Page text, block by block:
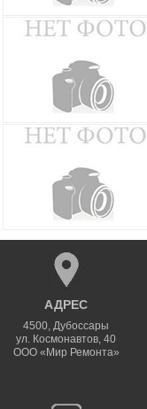
АДРЕС
4500,Дубоссары
ул. Космонавтов, 40
ООО «Мир Ремонта»